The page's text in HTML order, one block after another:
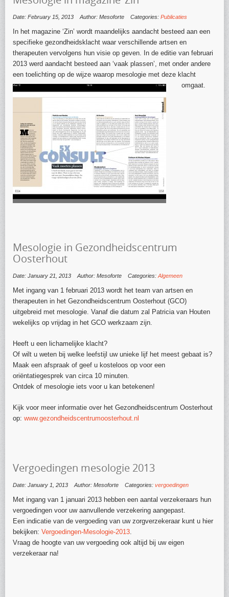
Date: February 15, 2013 Author: Mesoforte Categories: Publicaties
In het magazine ‘Zin’ wordt maandelijks aandacht besteed aan een
specifieke gezondheidsklacht waar verschillende artsen en
therapeuten vervolgens hun visie op geven. In de editie van februari
2013 werd aandacht besteed aan ‘vaak plassen’, met onder andere
een toelichting op de wijze waarop mesologie met deze klacht
omgaat.
Mesologie in Gezondheidscentrum
Oosterhout
Date: January 21, 2013 Author: Mesoforte Categories:Algemeen
Met ingang van 1 februari 2013 wordt het team van artsen en
therapeuten in het Gezondheidscentrum Oosterhout (GCO)
uitgebreid met mesologie. Vanaf die datum zal Patricia van Houten
wekelijks op vrijdag in het GCO werkzaam zijn.
Heeft u een lichamelijke klacht?
Of wilt u weten bij welke leefstijl uw unieke lijf het meest gebaat is?
Maak een afspraak of geef u kosteloos op voor een
oriëntatiegesprek van circa 10 minuten.
Ontdek of mesologie iets voor u kan betekenen!
Kijk voor meer informatie over het Gezondheidscentrum Oosterhout
op: www.gezondheidscentrumoosterhout.nl
Vergoedingen mesologie 2013
Date: January 1, 2013 Author: Mesoforte Categories: vergoedingen
Met ingang van 1 januari 2013 hebben een aantal verzekeraars hun
vergoedingen voor uw aanvullende verzekering aangepast.
Een indicatie van de vergoeding van uw zorgverzekeraar kunt u hier
bekijken: Vergoedingen-Mesologie-2013.
Vraag de hoogte van uw vergoeding ook altijd bij uw eigen
verzekeraar na!